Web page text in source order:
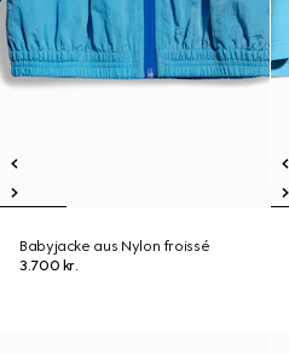
Babyjacke aus Nylon froissé
3.700 kr.